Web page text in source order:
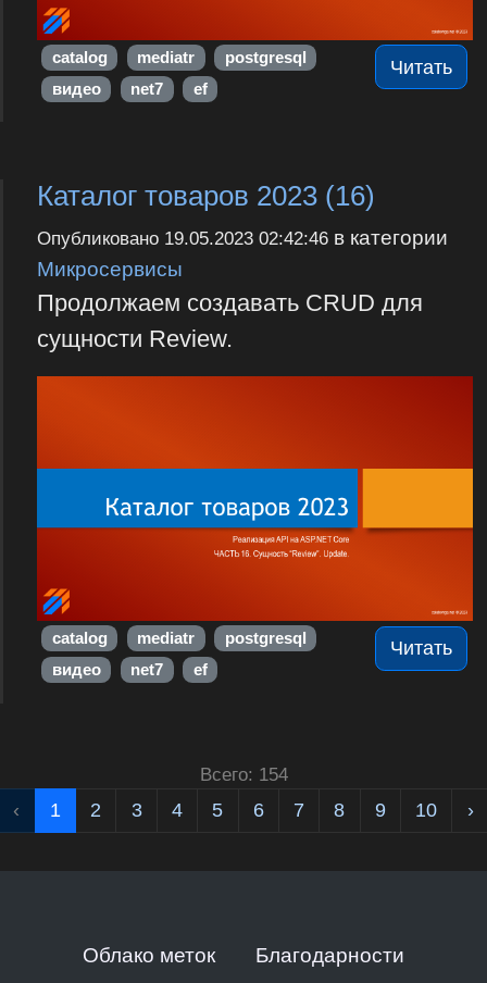
Читать
catalog mediatr
postgresql
видео
net7 ef
Каталог товаров 2023 (16)
Опубликовано 19.05.2023 02:42:46в категории
Микросервисы
Продолжаем создавать CRUD для
сущности Review.
Читать
catalog mediatr
postgresql
видео
net7 ef
Всего: 154
‹ 1 2 3 4 5 6 7 8 9 10 ›
Облако меток Благодарности